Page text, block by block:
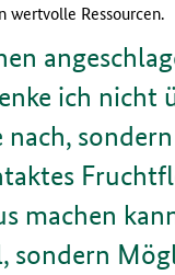
wertvolle Ressourcen.
ich nicht
machen
sondern